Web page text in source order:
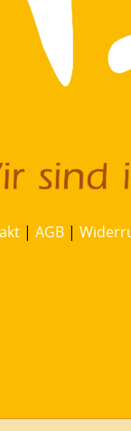
| AGB |